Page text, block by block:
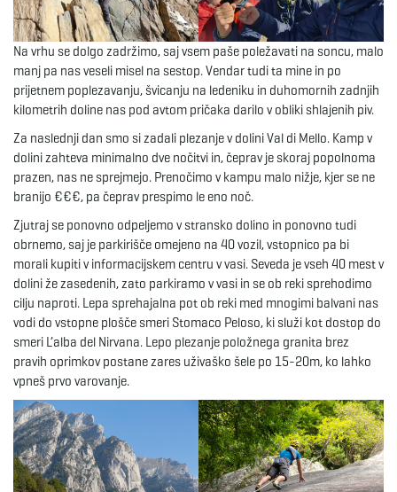
Na vrhu se dolgo zadržimo, saj vsem paše poležavati na soncu, malo
manj pa nas veseli misel na sestop. Vendar tudi ta mine in po
prijetnem poplezavanju, švicanju na ledeniku in duhomornih zadnjih
kilometrih doline nas pod avtom pričaka darilo v obliki shlajenih piv.
Za naslednji dan smo si zadali plezanje v dolini Val di Mello. Kamp v
dolini zahteva minimalno dve nočitvi in, čeprav je skoraj popolnoma
prazen, nas ne sprejmejo. Prenočimo v kampu malo nižje, kjer se ne
branijo €€€, pa čeprav prespimo le eno noč.
Zjutraj se ponovno odpeljemo v stransko dolino in ponovno tudi
obrnemo, saj je parkirišče omejeno na 40 vozil, vstopnico pa bi
morali kupiti v informacijskem centru v vasi. Seveda je vseh 40 mest v
dolini že zasedenih, zato parkiramo v vasi in se ob reki sprehodimo
cilju naproti. Lepa sprehajalna pot ob reki med mnogimi balvani nas
vodi do vstopne plošče smeri Stomaco Peloso, ki služi kot dostop do
smeri L’alba del Nirvana. Lepo plezanje položnega granita brez
pravih oprimkov postane zares uživaško šele po 15-20m, ko lahko
vpneš prvo varovanje.